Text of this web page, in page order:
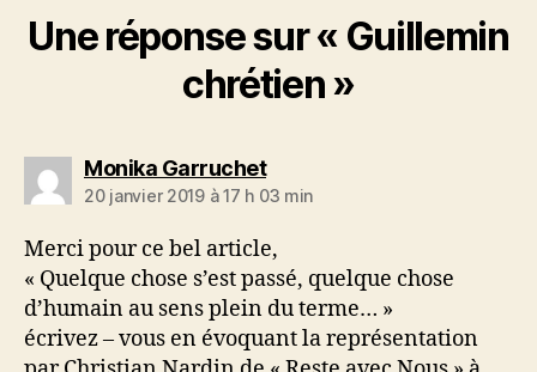
Une réponse sur « Guillemin
chrétien »
Monika Garruchetdit :
20 janvier 2019 à 17 h 03 min
Merci pour ce bel article,
« Quelque chose s’est passé, quelque chose
d’humain au sens plein du terme… »
écrivez – vous en évoquant la représentation